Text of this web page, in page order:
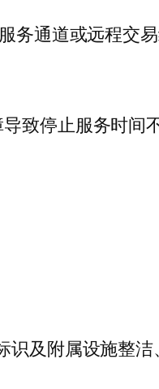
务通道或远程交
致停止服务时间
及附属设施整洁